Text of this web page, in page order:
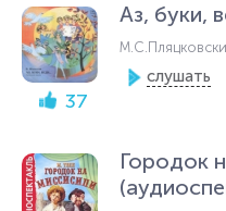
37
Аз, буки,
слушать
Городок